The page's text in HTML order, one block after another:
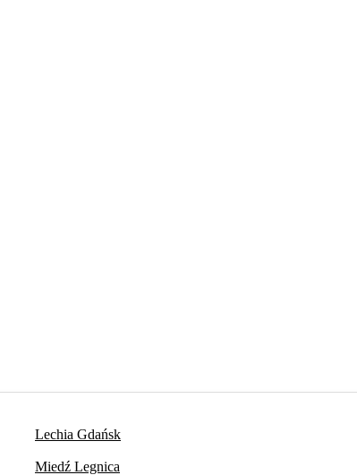
Lechia Gdańsk
Miedź Legnica